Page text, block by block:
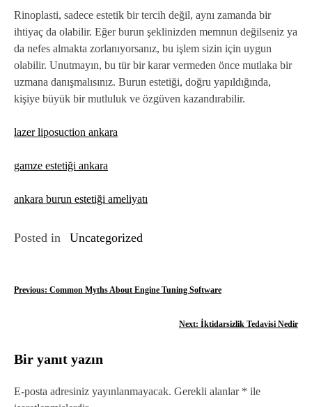
Rinoplasti, sadece estetik bir tercih değil, aynı zamanda bir
ihtiyaç da olabilir. Eğer burun şeklinizden memnun değilseniz ya
da nefes almakta zorlanıyorsanız, bu işlem sizin için uygun
olabilir. Unutmayın, bu tür bir karar vermeden önce mutlaka bir
uzmana danışmalısınız. Burun estetiği, doğru yapıldığında,
kişiye büyük bir mutluluk ve özgüven kazandırabilir.
lazer liposuction ankara
gamze estetiği ankara
ankara burun estetiği ameliyatı
Posted in Uncategorized
Y
ı
g
Previous: Common Myths About Engine Tuning Software
Next: İktidarsizlik Tedavisi Nedir
Bir yanıt yazın
E-posta adresiniz yayınlanmayacak. Gerekli alanlar * ile